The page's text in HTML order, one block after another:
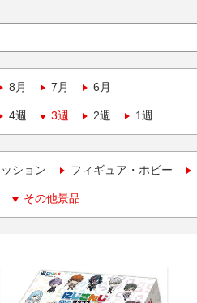
8月 7月 6月
4週 3週 2週 1週
ション フィギュア・ホビー
その他景品